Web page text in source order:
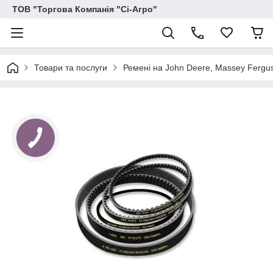
ТОВ "Торгова Компанія "Сі-Агро"
Товари та послуги Ремені на John Deere, Massey